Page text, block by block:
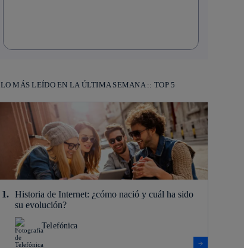
LO MÁS LEÍDO EN LA ÚLTIMA SEMANA :: TOP 5
Historia de Internet: ¿cómo nació y cuál ha sido
su evolución?
Telefónica